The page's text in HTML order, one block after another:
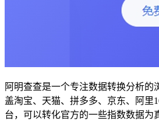
阿明查查是一个专注数据转换分析的
盖淘宝、天猫、拼多多、京东、阿里
台，可以转化官方的一些指数数据为